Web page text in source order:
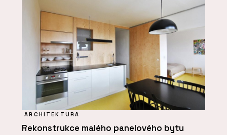
ARCHITEKTURA
Rekonstrukce malého panelového bytu